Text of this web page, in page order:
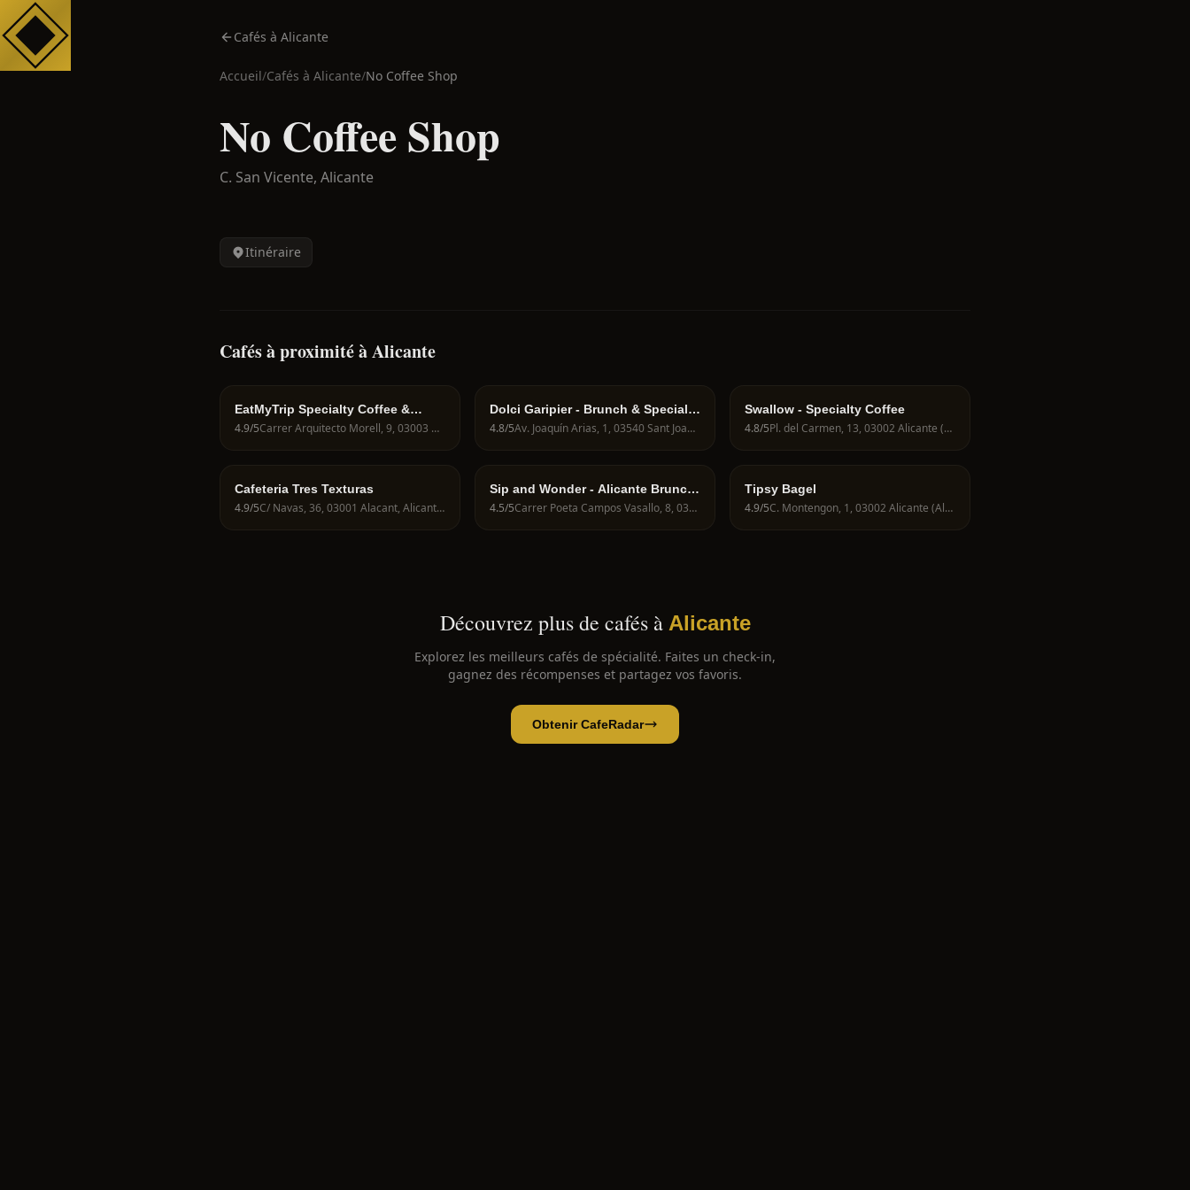
Cafés à Alicante
Accueil/Cafés à Alicante/No Coffee Shop
No Coffee Shop
C. San Vicente, Alicante
Itinéraire
Cafés à proximité à Alicante
EatMyTrip Specialty Coffee &
Brunch Alicante
4.9/5 Carrer Arquitecto Morell, 9, 03003 Alicante (Alacant), Alicante, Spain
Dolci Garipier - Brunch & Specialty
Coffee Alicante
4.8/5 Av. Joaquín Arias, 1, 03540 Sant Joan d'Alacant, Alicante, Spain
Swallow - Specialty Coffee
4.8/5 Pl. del Carmen, 13, 03002 Alicante (Alacant), Alicante, Spain
Cafeteria Tres Texturas
4.9/5 C/ Navas, 36, 03001 Alacant, Alicante, Spain
Sip and Wonder - Alicante Brunch
& Specialty Coffee
4.5/5 Carrer Poeta Campos Vasallo, 8, 03004 Alacant, Alicante, Spain
Tipsy Bagel
4.9/5 C. Montengon, 1, 03002 Alicante (Alacant), Alicante, Spain
Découvrez plus de cafés à Alicante
Explorez les meilleurs cafés de spécialité. Faites un check-in,
gagnez des récompenses et partagez vos favoris.
Obtenir CafeRadar